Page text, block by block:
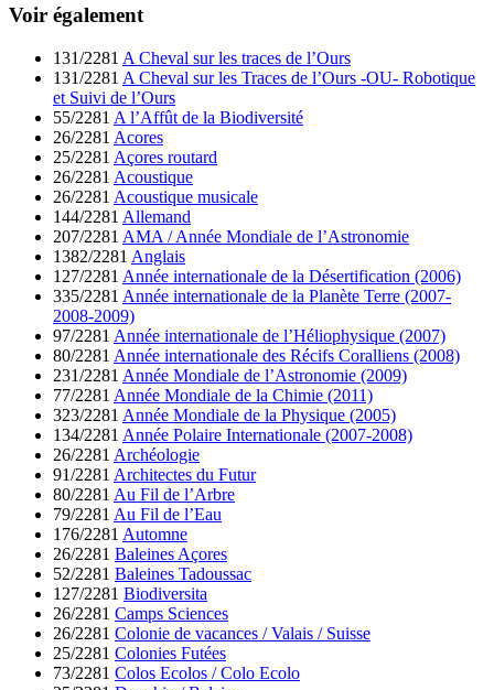
Voir également
131/2281 A Cheval sur les traces de l’Ours
131/2281 A Cheval sur les Traces de l’Ours -OU- Robotique
et Suivi de l’Ours
55/2281 A l’Affût de la Biodiversité
26/2281 Acores
25/2281 Açores routard
26/2281 Acoustique
26/2281 Acoustique musicale
144/2281 Allemand
207/2281 AMA / Année Mondiale de l’Astronomie
1382/2281 Anglais
127/2281 Année internationale de la Désertification (2006)
335/2281 Année internationale de la Planète Terre (2007-
2008-2009)
97/2281 Année internationale de l’Héliophysique (2007)
80/2281 Année internationale des Récifs Coralliens (2008)
231/2281 Année Mondiale de l’Astronomie (2009)
77/2281 Année Mondiale de la Chimie (2011)
323/2281 Année Mondiale de la Physique (2005)
134/2281 Année Polaire Internationale (2007-2008)
26/2281 Archéologie
91/2281 Architectes du Futur
80/2281 Au Fil de l’Arbre
79/2281 Au Fil de l’Eau
176/2281 Automne
26/2281 Baleines Açores
52/2281 Baleines Tadoussac
127/2281 Biodiversita
26/2281 Camps Sciences
26/2281 Colonie de vacances / Valais / Suisse
25/2281 Colonies Futées
73/2281 Colos Ecolos / Colo Ecolo